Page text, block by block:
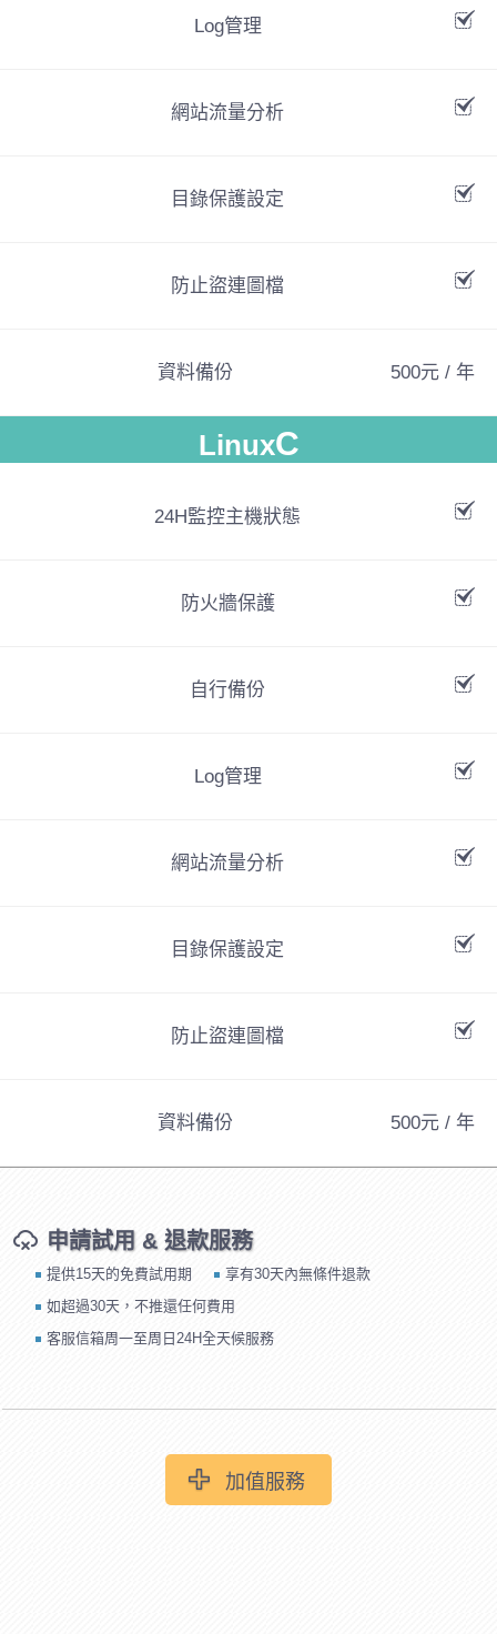
Log管理
網站流量分析
目錄保護設定
防止盜連圖檔
資料備份 500元 / 年
LinuxC
24H監控主機狀態
防火牆保護
自行備份
Log管理
網站流量分析
目錄保護設定
防止盜連圖檔
資料備份 500元 / 年
申請試用 & 退款服務
提供15天的免費試用期
享有30天內無條件退款
如超過30天，不推還任何費用
客服信箱周一至周日24H全天候服務
加值服務